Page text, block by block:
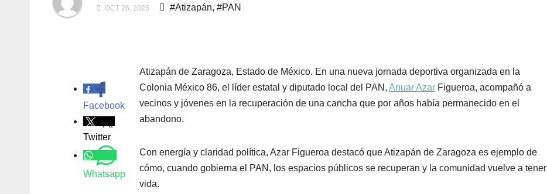
OCT 26, 2025 #Atizapán, #PAN
Facebook
Twitter
Whatsapp
Atizapán de Zaragoza, Estado de México. En una nueva jornada deportiva organizada en la
Colonia México 86, el líder estatal y diputado local del PAN, Anuar Azar Figueroa, acompañó a
vecinos y jóvenes en la recuperación de una cancha que por años había permanecido en el
abandono.
Con energía y claridad política, Azar Figueroa destacó que Atizapán de Zaragoza es ejemplo de
cómo, cuando gobierna el PAN, los espacios públicos se recuperan y la comunidad vuelve a tener
vida.